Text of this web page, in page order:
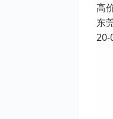
高
东
20-